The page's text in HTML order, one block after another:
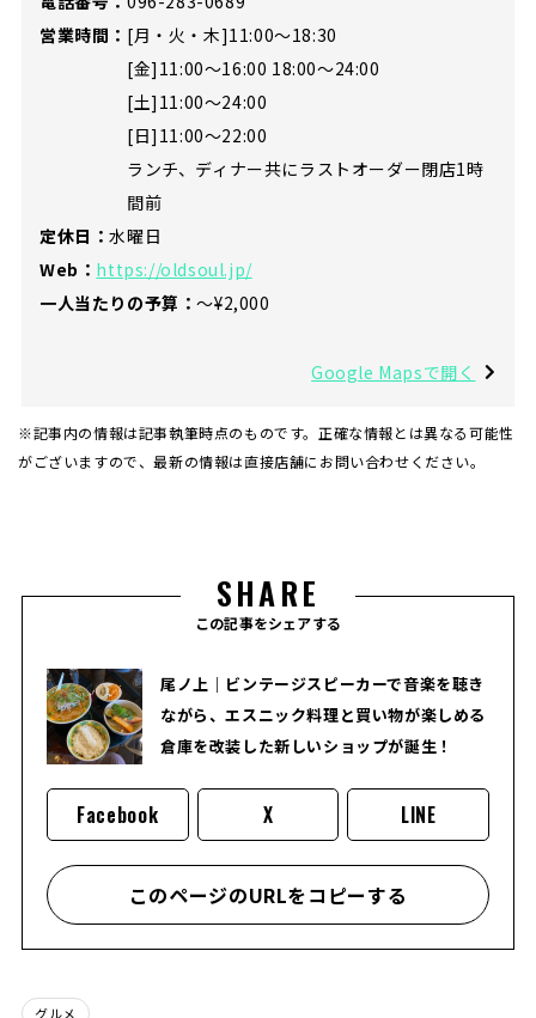
営業時間： [月・火・木]11:00～18:30
[金]11:00～16:00 18:00〜24:00
[土]11:00～24:00
[日]11:00～22:00
ランチ、ディナー共にラストオーダー閉店1時
間前
定休日：水曜日
Web： https://oldsoul.jp/
一人当たりの予算：〜¥2,000
Google Mapsで開く
※記事内の情報は記事執筆時点のものです。正確な情報とは異なる可能性
がございますので、最新の情報は直接店舗にお問い合わせください。
SHARE
この記事をシェアする
尾ノ上｜ビンテージスピーカーで音楽を聴き
ながら、エスニック料理と買い物が楽しめる
倉庫を改装した新しいショップが誕生！
Facebook X LINE
このページのURLをコピーする
グルメ